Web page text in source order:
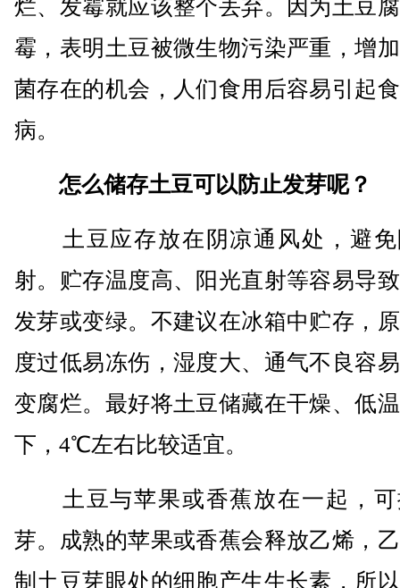
烂、发霉就应该整个丢弃。因为土豆
霉，表明土豆被微生物污染严重，增
菌存在的机会，人们食用后容易引起
病。
怎么储存土豆可以防止发芽呢？
土豆应存放在阴凉通风处，避免
射。贮存温度高、阳光直射等容易导
发芽或变绿。不建议在冰箱中贮存，
度过低易冻伤，湿度大、通气不良容
变腐烂。最好将土豆储藏在干燥、低
下，4℃左右比较适宜。
土豆与苹果或香蕉放在一起，可
芽。成熟的苹果或香蕉会释放乙烯，
制土豆芽眼处的细胞产生生长素，所